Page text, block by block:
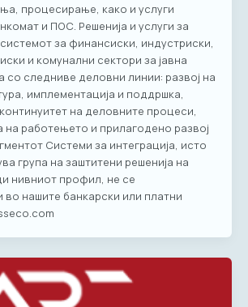
процесирање, како и услуги
и ПОС. Решенија и услуги за
системот за финансиски, индустриски,
и комунални сектори за јавна
со следниве деловни линии: развој на
имплементација и поддршка,
на деловните процеси,
на работењето и прилагодено развој
Системи за интеграција, исто
група на заштитени решенија на
нивниот профил, не се
нашите банкарски или платни